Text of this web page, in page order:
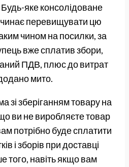
яке консолідоване
перевищувати цю
чином на посилки, за
вже сплатив збори,
ПДВ, плюс до витрат
мито.
зі зберіганням товару на
ви не виробляєте товар
потрібно буде сплатити
і зборів при доставці
того, навіть якщо вам